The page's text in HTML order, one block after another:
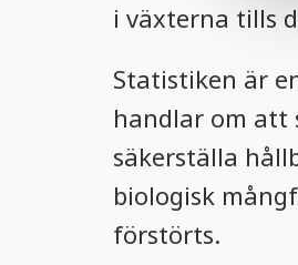
c
i
n
i växterna tills
Statistiken är
handlar om att
säkerställa
biologisk
förstörts.